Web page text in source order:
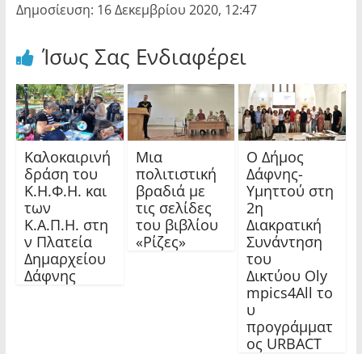
Δημοσίευση: 16 Δεκεμβρίου 2020, 12:47
Ίσως Σας Ενδιαφέρει
Καλοκαιρινή
δράση του
Κ.Η.Φ.Η. και
των
Κ.Α.Π.Η. στη
ν Πλατεία
Δημαρχείου
Δάφνης
Μια
πολιτιστική
βραδιά με
τις σελίδες
του βιβλίου
«Ρίζες»
Ο Δήμος
Δάφνης-
Υμηττού στη
2η
Διακρατική
Συνάντηση
του
Δικτύου Oly
mpics4All το
υ
προγράμματ
ος URBACT